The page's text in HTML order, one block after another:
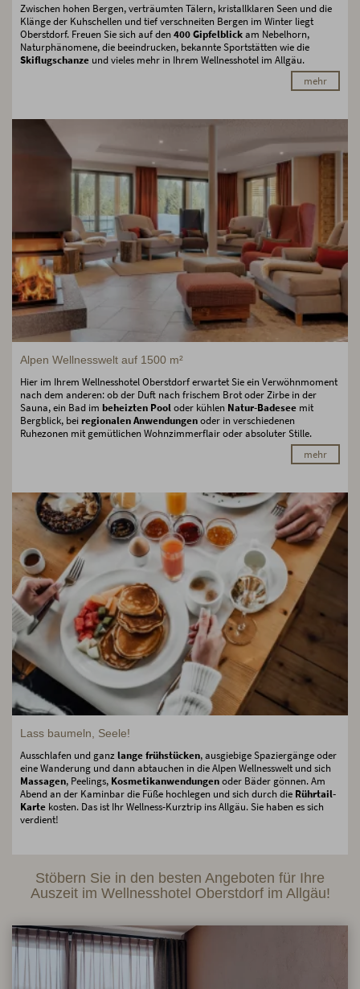
Zwischen hohen Bergen, verträumten Tälern, kristallklaren Seen und die
Klänge der Kuhschellen und tief verschneiten Bergen im Winter liegt
Oberstdorf. Freuen Sie sich auf den 400 Gipfelblickam Nebelhorn,
Naturphänomene, die beeindrucken, bekannte Sportstätten wie die
Skiflugschanze und vieles mehr in Ihrem Wellnesshotel im Allgäu.
mehr
Alpen Wellnesswelt auf 1500 m²
Hier im Ihrem Wellnesshotel Oberstdorf erwartet Sie ein Verwöhnmoment
nach dem anderen: ob der Duft nach frischem Brot oder Zirbe in der
Sauna, ein Bad im beheizten Pooloder kühlen Natur-Badesee mit
Bergblick, beiregionalen Anwendungenoder in verschiedenen
Ruhezonen mit gemütlichen Wohnzimmerflair oder absoluter Stille.
mehr
Lass baumeln, Seele!
Ausschlafen und ganzlange frühstücken, ausgiebige Spaziergänge oder
eine Wanderung und dann abtauchen in die Alpen Wellnesswelt und sich
Massagen, Peelings, Kosmetikanwendungenoder Bäder gönnen. Am
Abend an der Kaminbar die Füße hochlegen und sich durch die Rührtail-
Karte kosten. Das ist Ihr Wellness-Kurztrip ins Allgäu. Sie haben es sich
verdient!
Stöbern Sie in den besten Angeboten für Ihre
Auszeit im Wellnesshotel Oberstdorf im Allgäu!